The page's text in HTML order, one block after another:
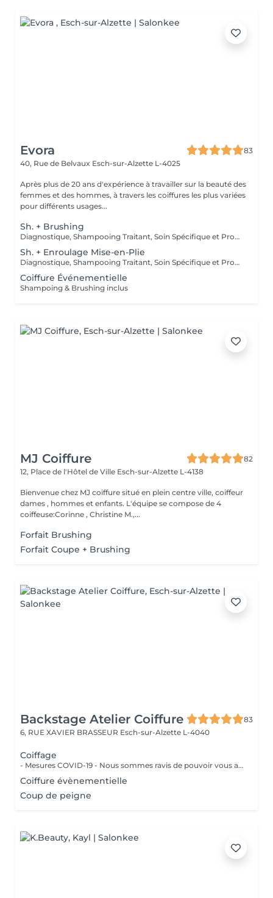
Evora
83
40, Rue de Belvaux Esch-sur-Alzette L-4025
Après plus de 20 ans d'expérience à travailler sur la beauté des
femmes et des hommes, à travers les coiffures les plus variées
pour différents usages...
Sh. + Brushing
Diagnostique, Shampooing Traitant, Soin Spécifique et Produits Coiffants inclus
Sh. + Enroulage Mise-en-Plie
Diagnostique, Shampooing Traitant, Soin Spécifique et Produits Coiffants inclus
Coiffure Événementielle
Shampoing & Brushing inclus
MJ Coiffure
82
12, Place de l'Hôtel de Ville Esch-sur-Alzette L-4138
Bienvenue chez MJ coiffure situé en plein centre ville, coiffeur
dames , hommes et enfants. L'équipe se compose de 4
coiffeuse:Corinne , Christine M.,...
Forfait Brushing
Forfait Coupe + Brushing
Backstage Atelier Coiffure
83
6, RUE XAVIER BRASSEUR Esch-sur-Alzette L-4040
Coiffage
- Mesures COVID-19 - Nous sommes ravis de pouvoir vous accueillir à partir du 11 mai 2020 . Dans la mesure du possible : - Réserver un jour et un créneau en semaine si vous n'avez pas de contrainte pro./perso. - Venir seul aux rendez-vous - Se présenter au salon à l'heure prévue - Porter un masque et des gants - Respecter la distanciation - Prévoyez une boisson et de la lecture si besoin - Privilégier les modes de paiements sans contact Un grand merci d'avance pour votre compréhension. Au plaisir de vous revoir très vite.
Coiffure évènementielle
Coup de peigne